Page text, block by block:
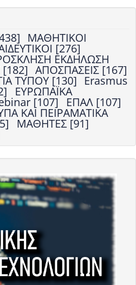
ΜΑΘΗΤΙΚΟΙ
[276]
ΕΚΔΗΛΩΣΗ
ΑΠΟΣΠΑΣΕΙΣ [167]
ΤΥΠΟΥ [130] Erasmus
ΕΥΡΩΠΑΪΚΑ
[107] ΕΠΑΛ [107]
ΚΑΙ ΠΕΙΡΑΜΑΤΙΚΑ
ΜΑΘΗΤΕΣ [91]